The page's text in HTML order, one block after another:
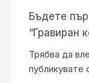
Бъдете
“Гравиран
Трябва да
публикувате